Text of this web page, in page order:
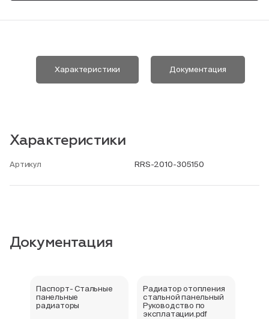
Характеристики Документация
Характеристики
Артикул RRS-2010-305150
Документация
Паспорт- Стальные
панельные
радиаторы
Радиатор отопления
стальной панельный
Руководство по
эксплатации.pdf